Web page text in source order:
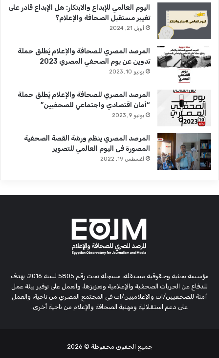
اليوم العالمي للإبداع والابتكار: هل الإبداع قادر على
تغيير مستقبل الصحافة والإعلام؟
أبريل 21, 2024
المرصد المصري للصحافة والإعلام يُطلق حملة
تدوين عن يوم الصحفي المصري 2023
يونيو 10, 2023
المرصد المصري للصحافة والإعلام يُطلق حملة
“أمان اقتصادي واجتماعي للصحفيين”
يونيو 9, 2023
المرصد المصري ينظم ورشة القصة الصحفية
المصورة فى اليوم العالمي للتصوير
أغسطس 19, 2022
مؤسسة بحثية وحقوقية مستقلة، مسجلة تحت رقم 5805 لسنة 2016، تهدف
للدفاع عن الحريات الصحفية والإعلامية وتعزيزها، والعمل على توفير بيئة عمل
آمنة للصحفيين/ات والإعلاميين/ات في المجتمع المصري من ناحية، والعمل
على دعم استقلالية ومهنية الصحافة والإعلام من ناحية أخرى.
جميع الحقوق محفوظة © 2026